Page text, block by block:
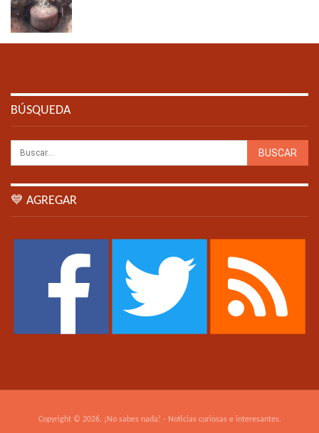
BÚSQUEDA
💙 AGREGAR
Copyright © 2026. ¡No sabes nada! - Noticias curiosas e interesantes.